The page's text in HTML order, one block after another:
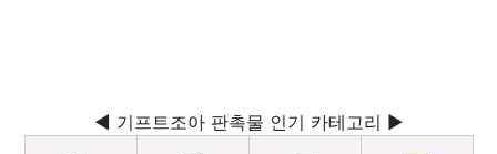
◀ 기프트조아 판촉물 인기 카테고리 ▶